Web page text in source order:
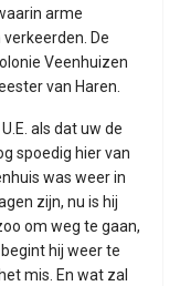
arme
De
Veenhuizen
van Haren.
als dat uw de
spoedig hier van
was weer in
zijn, nu is hij
om weg te gaan,
hij weer te
mis. En wat zal